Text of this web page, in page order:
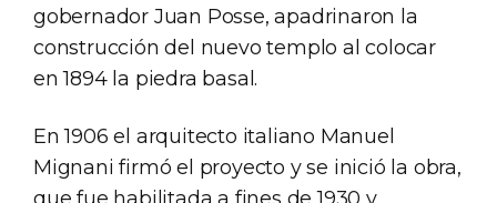
gobernador Juan Posse, apadrinaron la
construcción del nuevo templo al colocar
en 1894 la piedra basal.
En 1906 el arquitecto italiano Manuel
Mignani firmó el proyecto y se inició la obra,